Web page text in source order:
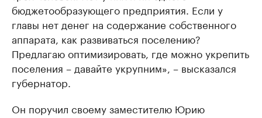
бюджетообразующего предприятия. Если у
главы нет денег на содержание собственного
аппарата, как развиваться поселению?
Предлагаю оптимизировать, где можно укрепить
поселения – давайте укрупним», – высказался
губернатор.
Он поручил своему заместителю Юрию